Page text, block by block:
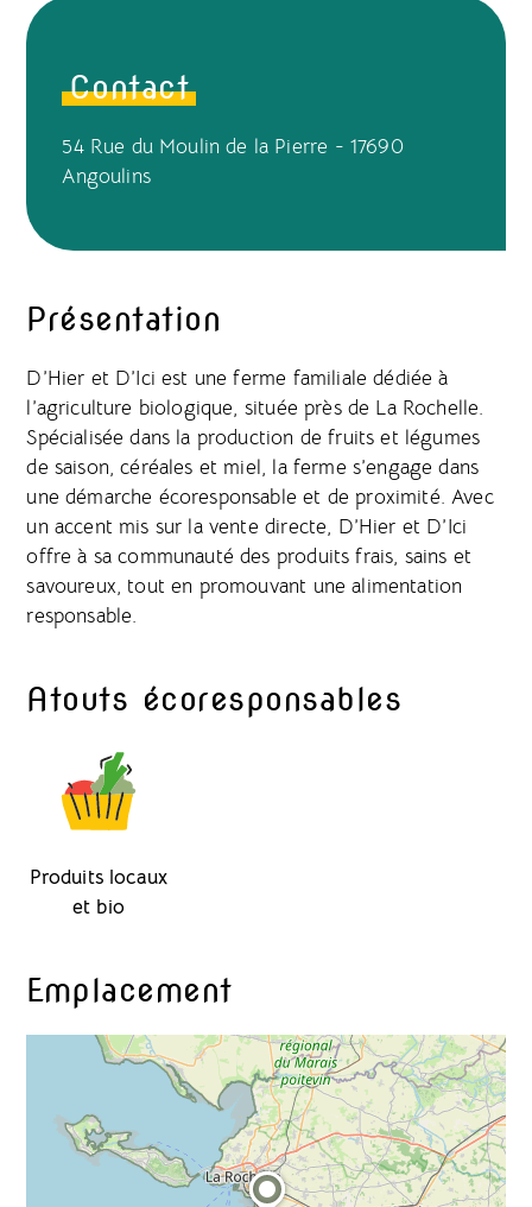
Présentation
D’Hier et D’Ici est une ferme familiale dédiée à
l’agriculture biologique, située près de La Rochelle.
Spécialisée dans la production de fruits et légumes
de saison, céréales et miel, la ferme s’engage dans
une démarche écoresponsable et de proximité. Avec
un accent mis sur la vente directe, D’Hier et D’Ici
offre à sa communauté des produits frais, sains et
savoureux, tout en promouvant une alimentation
responsable.
Atouts écoresponsables
Produits locaux
et bio
Emplacement
Contact
54 Rue du Moulin de la Pierre - 17690
Angoulins